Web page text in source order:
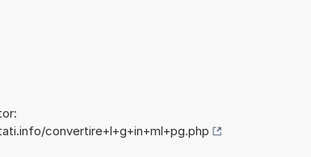
convertire+l+g+in+ml+pg.php